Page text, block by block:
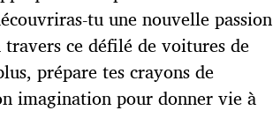
tu une nouvelle passion
ce défilé de voitures de
prépare tes crayons de
imagination pour donner vie à